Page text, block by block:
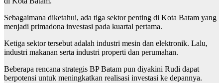
Sebagaimana diketahui, ada tiga sektor penting di Kota Batam yang
menjadi primadona investasi pada kuartal pertama.
Ketiga sektor tersebut adalah industri mesin dan elektronik. Lalu,
industri makanan serta industri properti dan perumahan.
Beberapa rencana strategis BP Batam pun diyakini Rudi dapat
berpotensi untuk meningkatkan realisasi investasi ke depannya.